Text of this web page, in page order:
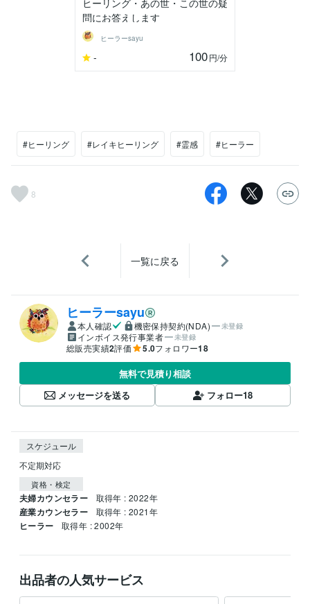
問にお答えします
ヒーラーsayu
- 100円/分
#ヒーリング #レイキヒーリング #霊感 #ヒーラー
8
一覧に戻る
ヒーラーsayu
本人確認 機密保持契約(NDA) 未登録
インボイス発行事業者 未登録
総販売実績2評価 5.0フォロワー18
無料で見積り相談
メッセージを送る
フォロー18
スケジュール
不定期対応
資格・検定
夫婦カウンセラー 取得年 : 2022年
産業カウンセラー 取得年 : 2021年
ヒーラー 取得年 : 2002年
出品者の人気サービス